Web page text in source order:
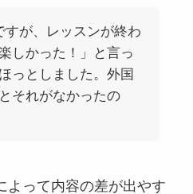
すが、レッスンが終わ
しかった！」と言っ
っとしました。外国
それがなかったの
よって内容の差が出やす